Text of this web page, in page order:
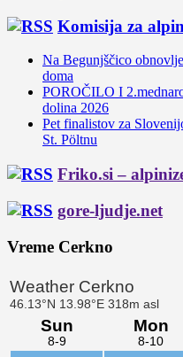
Komisija za
Na Begunjščico
doma
POROČILO I
dolina 2026
Pet finalistov za
St. Pöltnu
Friko.si –
gore-ljudje.net
Vreme Cerkno